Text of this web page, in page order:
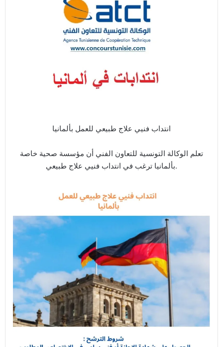
انتداب فنيي علاج طبيعي للعمل بألمانيا
تعلم الوكالة التونسية للتعاون الفني أن مؤسسة صحية خاصة
بألمانيا ترغب في انتداب فنيي علاج طبيعي.